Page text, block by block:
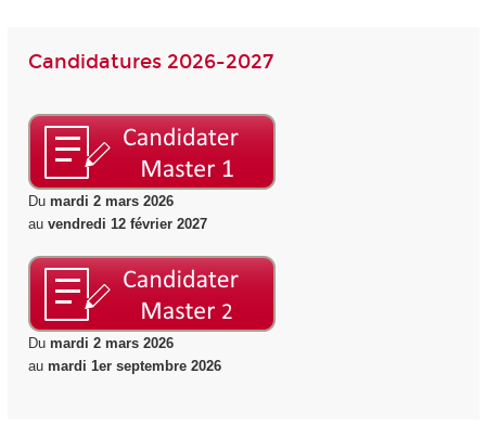
Candidatures 2026-2027
Du mardi 2 mars 2026
au vendredi 12 février 2027
Du mardi 2 mars 2026
au mardi 1er septembre 2026